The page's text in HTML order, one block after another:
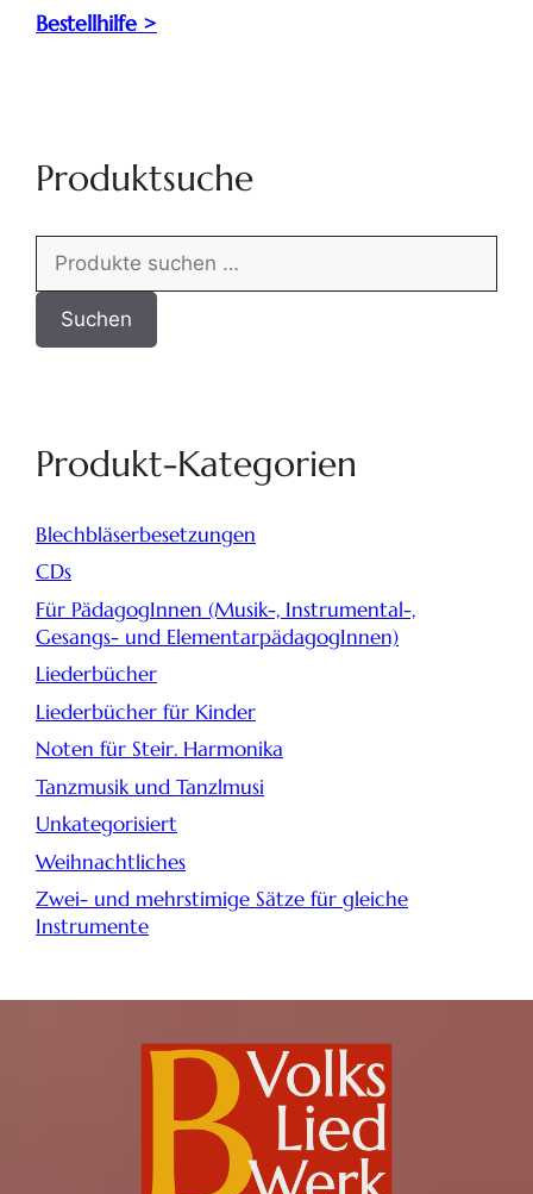
Bestellhilfe >
Produktsuche
Suchen
Produkt-Kategorien
Blechbläserbesetzungen
CDs
Für PädagogInnen (Musik-, Instrumental-,
Gesangs- und ElementarpädagogInnen)
Liederbücher
Liederbücher für Kinder
Noten für Steir. Harmonika
Tanzmusik und Tanzlmusi
Unkategorisiert
Weihnachtliches
Zwei- und mehrstimige Sätze für gleiche
Instrumente